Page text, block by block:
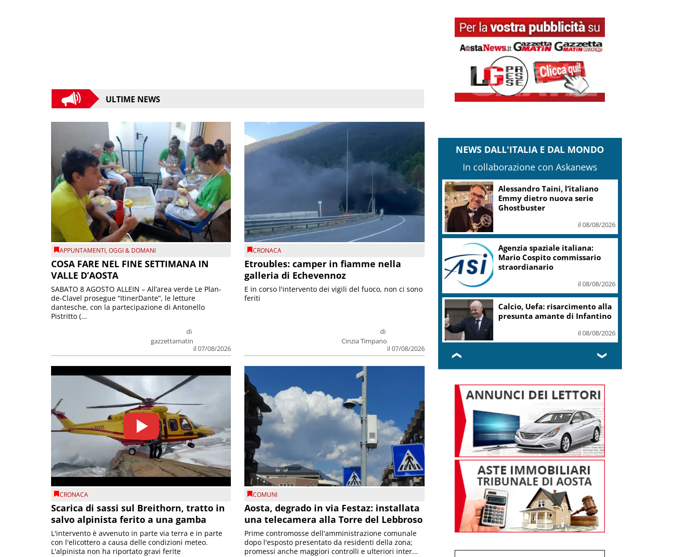
ULTIME NEWS
APPUNTAMENTI,OGGI & DOMANI
COSA FARE NEL FINE SETTIMANA IN
VALLE D’AOSTA
di
gazzettamatin
il 07/08/2026
SABATO 8 AGOSTO ALLEIN – All’area verde Le Plan-
de-Clavel prosegue “ItinerDante”, le letture
dantesche, con la partecipazione di Antonello
Pistritto (...
CRONACA
Etroubles: camper in fiamme nella
galleria di Echevennoz
di
Cinzia Timpano
il 07/08/2026
E in corso l'intervento dei vigili del fuoco, non ci sono
feriti
CRONACA
Scarica di sassi sul Breithorn, tratto in
salvo alpinista ferito a una gamba
L'intervento è avvenuto in parte via terra e in parte
con l'elicottero a causa delle condizioni meteo.
L'alpinista non ha riportato gravi ferite
COMUNI
Aosta, degrado in via Festaz: installata
una telecamera alla Torre del Lebbroso
Prime contromosse dell'amministrazione comunale
dopo l'esposto presentato da residenti della zona;
promessi anche maggiori controlli e ulteriori inter...
NEWS DALL'ITALIA E DAL MONDO
In collaborazione con Askanews
Sostenibilità, Villa Sandi:
sensori e IA in oltre 200 ettari
vitati
il 08/08/2026
L’Ue avverte la Spagna: le
misure sulla crisi migratoria
non incidano su Schengen
il 08/08/2026
Consulenti Lavoro: “Bussola”
per orientarsi tra i sistemi
il 08/08/2026